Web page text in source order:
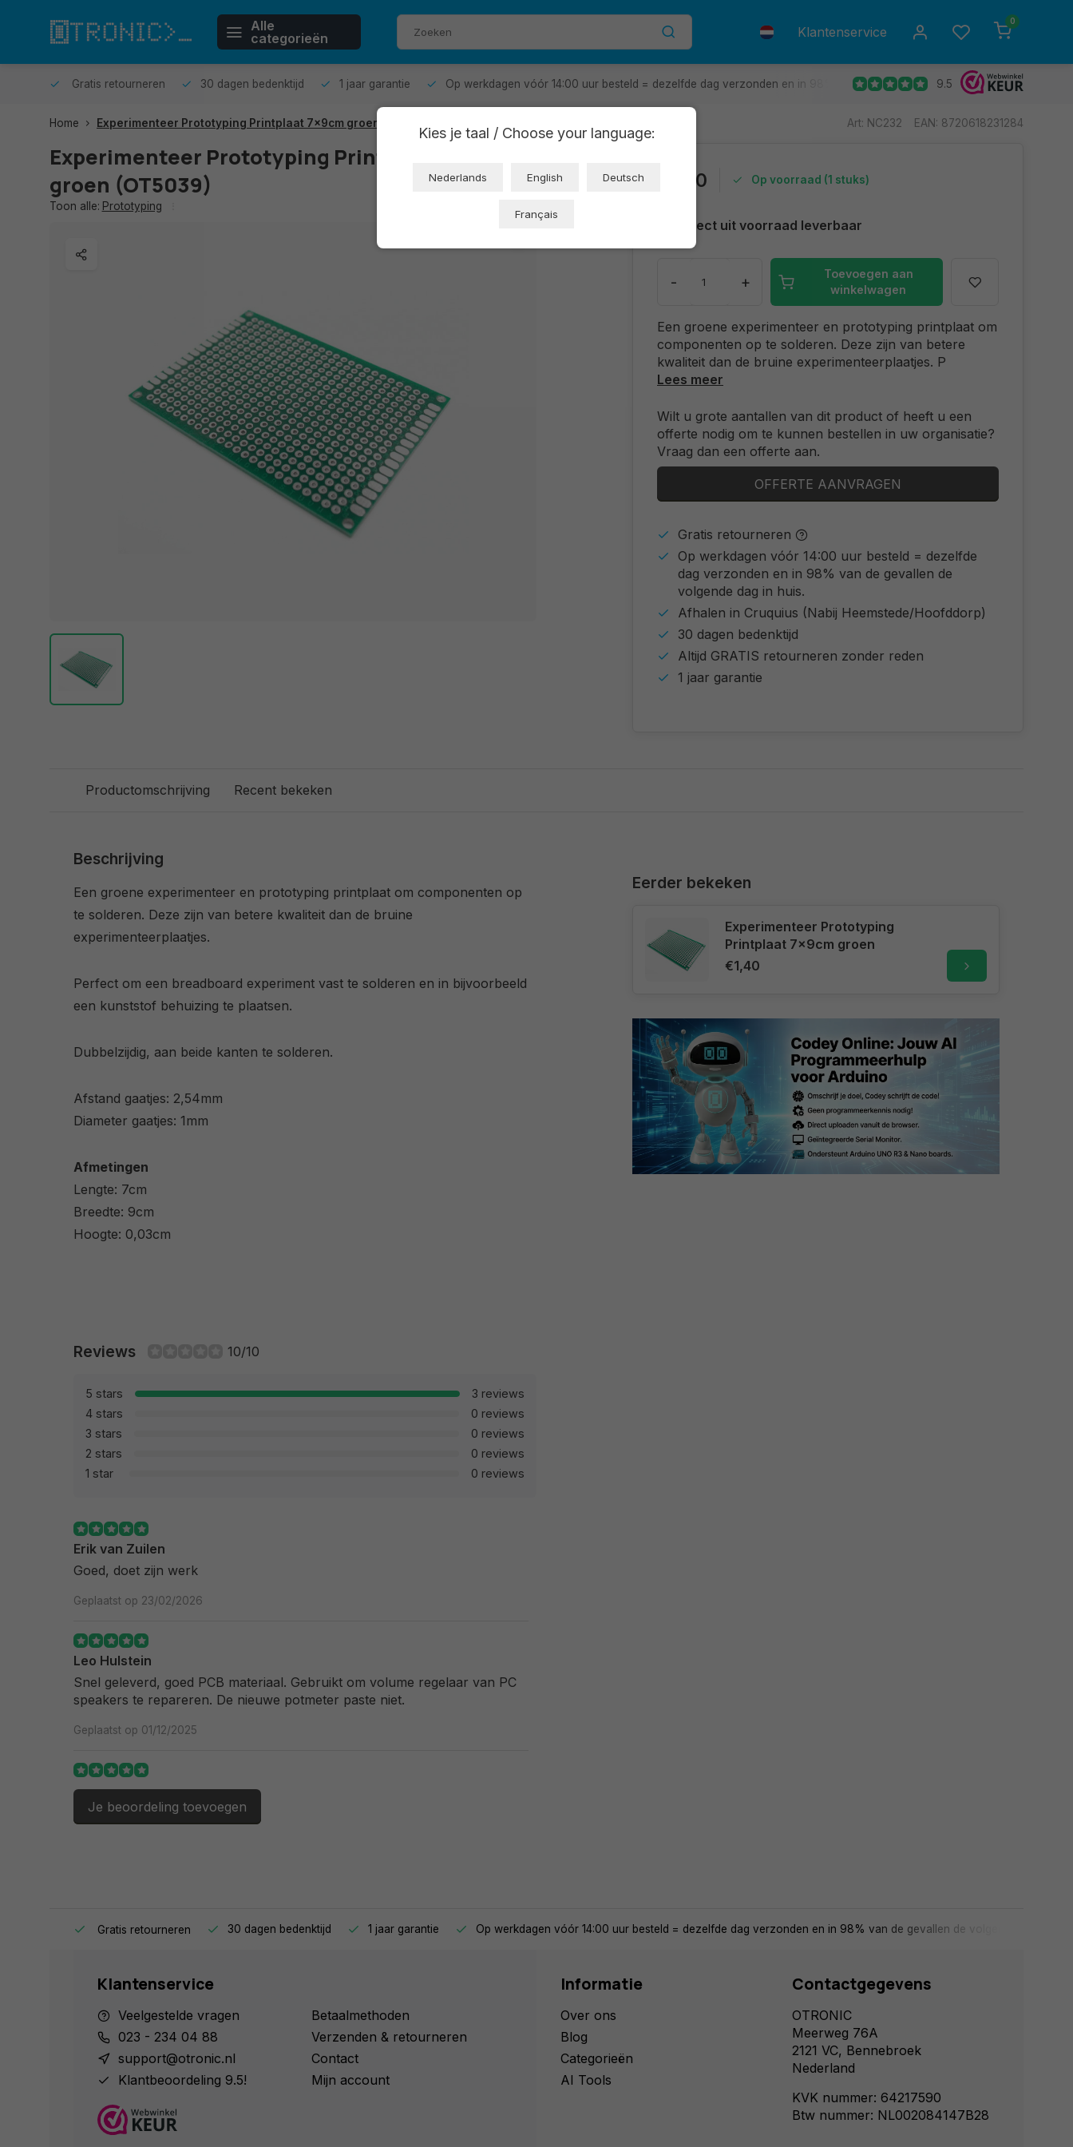
Alle
categorieën
Klantenservice
0
Gratis retourneren 30 dagen bedenktijd 1 jaar garantie Op werkdagen vóór 14:00 uur besteld = dezelfde dag verzonden en in 98% van de gevallen de volgende dag in huis.
9.5
Home Experimenteer Prototyping Printplaat 7x9cm groen Art: NC232 EAN: 8720618231284
Experimenteer Prototyping Printplaat 7x9cm
groen (OT5039)
Toon alle: Prototyping
€1,40 Op voorraad (1 stuks)
Direct uit voorraad leverbaar
- +
Toevoegen aan
winkelwagen
Een groene experimenteer en prototyping printplaat om
componenten op te solderen. Deze zijn van betere
kwaliteit dan de bruine experimenteerplaatjes. P
Lees meer
Wilt u grote aantallen van dit product of heeft u een
offerte nodig om te kunnen bestellen in uw organisatie?
Vraag dan een offerte aan.
OFFERTE AANVRAGEN
Gratis retourneren
Op werkdagen vóór 14:00 uur besteld = dezelfde
dag verzonden en in 98% van de gevallen de
volgende dag in huis.
Afhalen in Cruquius (Nabij Heemstede/Hoofddorp)
30 dagen bedenktijd
Altijd GRATIS retourneren zonder reden
1 jaar garantie
Productomschrijving Recent bekeken
Beschrijving
Een groene experimenteer en prototyping printplaat om componenten op
te solderen. Deze zijn van betere kwaliteit dan de bruine
experimenteerplaatjes.
Perfect om een breadboard experiment vast te solderen en in bijvoorbeeld
een kunststof behuizing te plaatsen.
Dubbelzijdig, aan beide kanten te solderen.
Afstand gaatjes: 2,54mm
Diameter gaatjes: 1mm
Afmetingen
Lengte: 7cm
Breedte: 9cm
Hoogte: 0,03cm
Reviews 10/10
5 stars
3 reviews
4 stars
0 reviews
3 stars
0 reviews
2 stars
0 reviews
1 star
0 reviews
Erik van Zuilen
Goed, doet zijn werk
Geplaatst op 23/02/2026
Leo Hulstein
Snel geleverd, goed PCB materiaal. Gebruikt om volume regelaar van PC
speakers te repareren. De nieuwe potmeter paste niet.
Geplaatst op 01/12/2025
A. Bakker
De printplaat is er eentje uit de categorie ‘veel voor weinig’ zoals je die kan
kopen in het land waar de zon niet schijnt. Maar om die in huis te krijgen
Je beoordeling toevoegen
Eerder bekeken
Experimenteer Prototyping
Printplaat 7x9cm groen
€1,40
Kies je taal / Choose your language:
Nederlands English Deutsch
Français
Gratis retourneren 30 dagen bedenktijd 1 jaar garantie Op werkdagen vóór 14:00 uur besteld = dezelfde dag verzonden en in 98% van de gevallen de volgende dag in
Klantenservice
Veelgestelde vragen
023 - 234 04 88
support@otronic.nl
Klantbeoordeling 9.5!
Betaalmethoden
Verzenden & retourneren
Contact
Mijn account
Informatie
Over ons
Blog
Categorieën
AI Tools
Contactgegevens
OTRONIC
Meerweg 76A
2121 VC, Bennebroek
Nederland
KVK nummer: 64217590
Btw nummer: NL002084147B28